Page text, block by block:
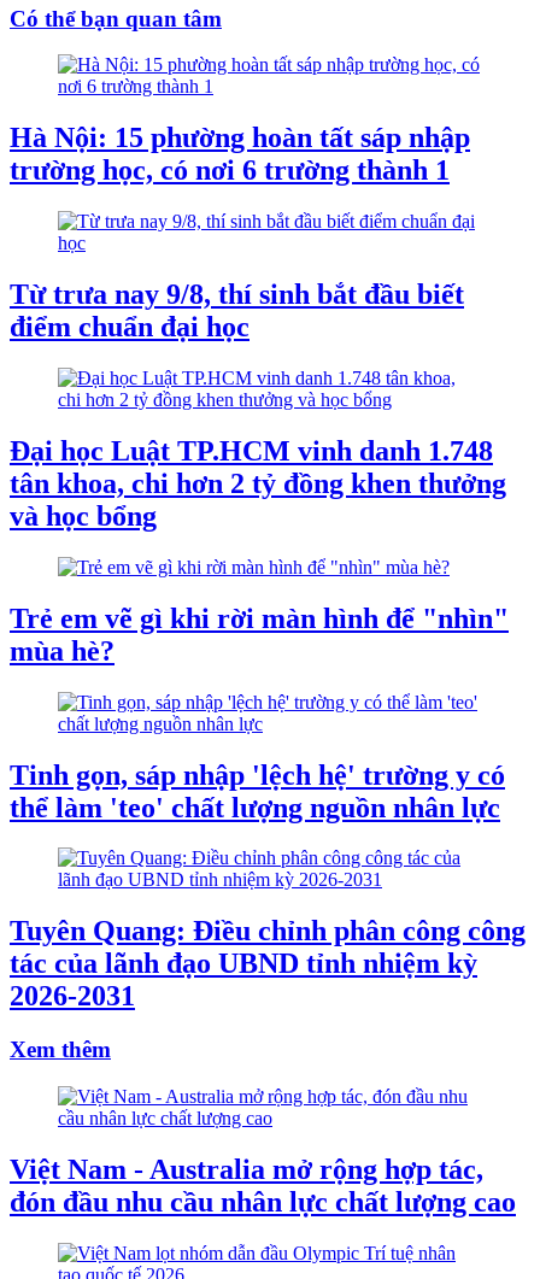
Có thể bạn quan tâm
Hà Nội: 15 phường hoàn tất sáp nhập
trường học, có nơi 6 trường thành 1
Từ trưa nay 9/8, thí sinh bắt đầu biết
điểm chuẩn đại học
Đại học Luật TP.HCM vinh danh 1.748
tân khoa, chi hơn 2 tỷ đồng khen thưởng
và học bổng
Trẻ em vẽ gì khi rời màn hình để "nhìn"
mùa hè?
Tinh gọn, sáp nhập 'lệch hệ' trường y có
thể làm 'teo' chất lượng nguồn nhân lực
Tuyên Quang: Điều chỉnh phân công công
tác của lãnh đạo UBND tỉnh nhiệm kỳ
2026-2031
Xem thêm
Việt Nam - Australia mở rộng hợp tác,
đón đầu nhu cầu nhân lực chất lượng cao